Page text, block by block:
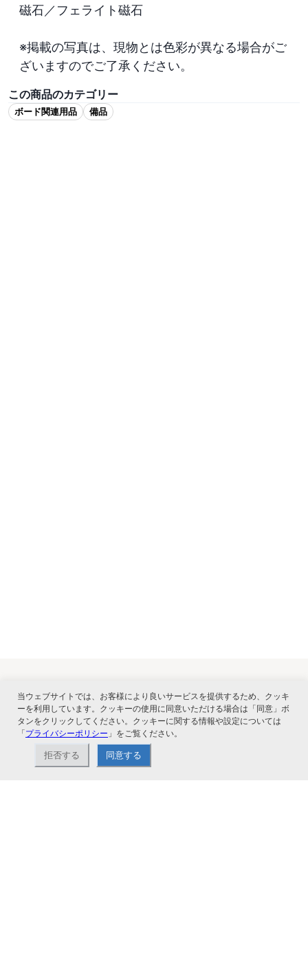
磁石／フェライト磁石
※掲載の写真は、現物とは色彩が異なる場合がご
ざいますのでご了承ください。
この商品のカテゴリー
ボード関連用品 備品
関連サービス
当ウェブサイトでは、お客様により良いサービスを提供するため、クッキ
ーを利用しています。クッキーの使用に同意いただける場合は「同意」ボ
タンをクリックしてください。クッキーに関する情報や設定については
「プライバシーポリシー 」をご覧ください。
拒否する 同意する